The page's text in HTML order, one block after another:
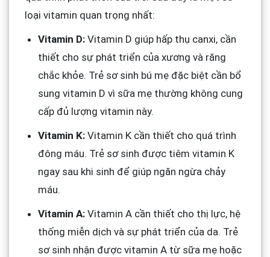
loại vitamin quan trọng nhất:
Vitamin D:Vitamin D giúp hấp thụ canxi, cần
thiết cho sự phát triển của xương và răng
chắc khỏe. Trẻ sơ sinh bú mẹ đặc biệt cần bổ
sung vitamin D vì sữa mẹ thường không cung
cấp đủ lượng vitamin này.
Vitamin K:Vitamin K cần thiết cho quá trình
đông máu. Trẻ sơ sinh được tiêm vitamin K
ngay sau khi sinh để giúp ngăn ngừa chảy
máu.
Vitamin A:Vitamin A cần thiết cho thị lực, hệ
thống miễn dịch và sự phát triển của da. Trẻ
sơ sinh nhận được vitamin A từ sữa mẹ hoặc